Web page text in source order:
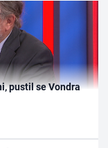
pustil se Vondra